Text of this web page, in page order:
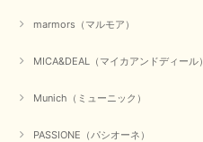
marmors（マルモア）
MICA&DEAL（マイカアンドディール）
Munich（ミューニック）
PASSIONE（パシオーネ）